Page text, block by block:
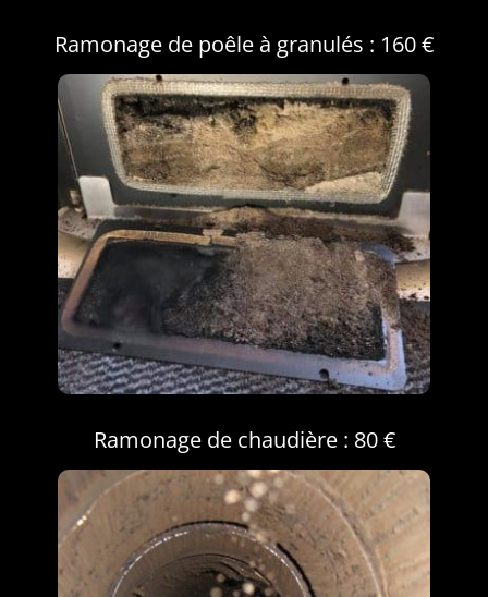
Ramonage de poêle à granulés : 160 €
Ramonage de chaudière : 80 €